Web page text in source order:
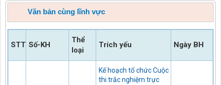
Văn bản cùng lĩnh vực
STT Số-KH
Thể
loại
Trích yếu Ngày BH
Kế hoạch tổ chức Cuộc
thi trắc nghiệm trực